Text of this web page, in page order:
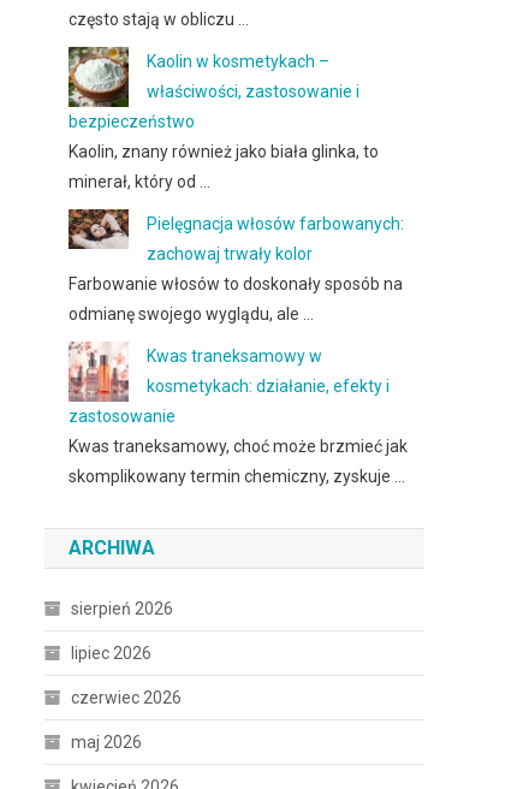
często stają w obliczu …
Kaolin w kosmetykach –
właściwości, zastosowanie i
bezpieczeństwo
Kaolin, znany również jako biała glinka, to
minerał, który od …
Pielęgnacja włosów farbowanych:
zachowaj trwały kolor
Farbowanie włosów to doskonały sposób na
odmianę swojego wyglądu, ale …
Kwas traneksamowy w
kosmetykach: działanie, efekty i
zastosowanie
Kwas traneksamowy, choć może brzmieć jak
skomplikowany termin chemiczny, zyskuje …
ARCHIWA
sierpień 2026
lipiec 2026
czerwiec 2026
maj 2026